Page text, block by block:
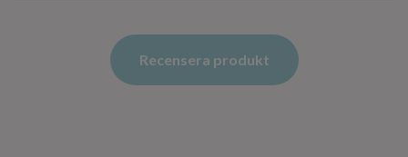
Recensera produkt